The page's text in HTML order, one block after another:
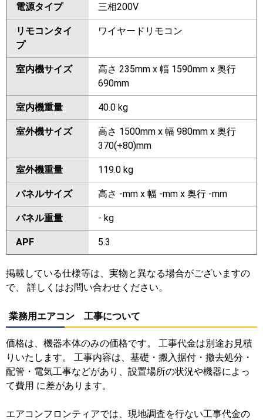
電源タイプ 三相200V
リモコンタイ
プ
ワイヤードリモコン
室内機サイズ
高さ 235mm x 幅 1590mm x 奥行
690mm
室内機重量 40.0 kg
室外機サイズ
高さ 1500mm x 幅 980mm x 奥行
370(+80)mm
室外機重量 119.0 kg
パネルサイズ 高さ -mm x 幅 -mm x 奥行 -mm
パネル重量 - kg
APF 5.3
掲載している仕様等は、実物と異なる場合がございますの
で、 詳しくはお問い合わせください。
業務用エアコン 工事について
価格は、機器本体のみの価格です。 工事代金は別途お見積
りいたします。 工事内容は、基礎・搬入据付・撤去処分・
配管・電気工事などがあり、設置場所の状況や機器によっ
て費用 に差があります。
エアコンフロンティアでは、現地調査を行ない工事代金の